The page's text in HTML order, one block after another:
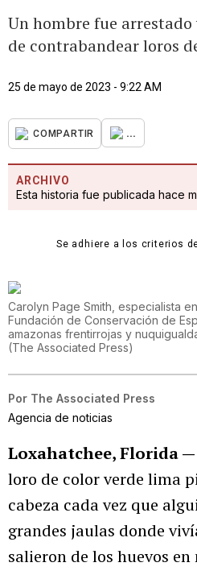
Un hombre fue
de contrabandear loros
25 de mayo de 2023 - 9:22 AM
COMPARTIR ...
ARCHIVO
Esta historia fue publicada hace
Se adhiere a los criterios
Carolyn Page Smith, especialista
Fundación de Conservación de
amazonas frentirrojas y
(The Associated Press)
Por The Associated Press
Agencia de noticias
Loxahatchee, Florida —
loro de color verde lima
cabeza cada vez que
grandes jaulas donde
salieron de los huevos en